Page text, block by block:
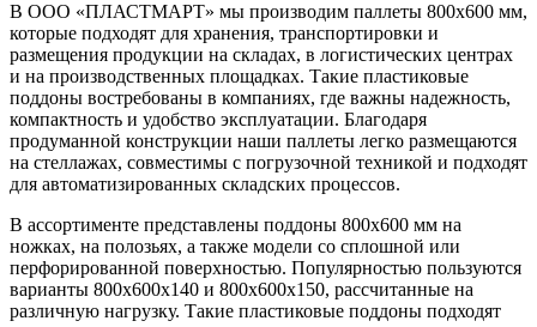
В ООО «ПЛАСТМАРТ» мы производим паллеты 800х600 мм,
которые подходят для хранения, транспортировки и
размещения продукции на складах, в логистических центрах
и на производственных площадках. Такие пластиковые
поддоны востребованы в компаниях, где важны надежность,
компактность и удобство эксплуатации. Благодаря
продуманной конструкции наши паллеты легко размещаются
на стеллажах, совместимы с погрузочной техникой и подходят
для автоматизированных складских процессов.
В ассортименте представлены поддоны 800х600 мм на
ножках, на полозьях, а также модели со сплошной или
перфорированной поверхностью. Популярностью пользуются
варианты 800х600х140 и 800х600х150, рассчитанные на
различную нагрузку. Такие пластиковые поддоны подходят